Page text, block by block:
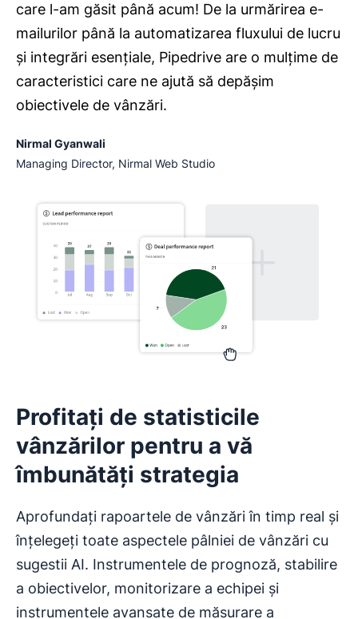
care l-am găsit până acum! De la urmărirea e-
mailurilor până la automatizarea fluxului de lucru
și integrări esențiale, Pipedrive are o mulțime de
caracteristici care ne ajută să depășim
obiectivele de vânzări.
Nirmal Gyanwali
Managing Director, Nirmal Web Studio
Profitați de statisticile
vânzărilor pentru a vă
îmbunătăți strategia
Aprofundați rapoartele de vânzări în timp real și
înțelegeți toate aspectele pâlniei de vânzări cu
sugestii AI. Instrumentele de prognoză, stabilire
a obiectivelor, monitorizare a echipei și
instrumentele avansate de măsurare a